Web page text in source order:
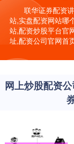
联华证券配资
站,实盘配资网站哪
站,配资炒股平台官
址,配资公司官网首
网上炒股配资